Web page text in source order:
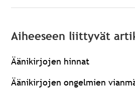
Aiheeseen liittyvät
Äänikirjojen hinnat
Äänikirjojen ongelmien